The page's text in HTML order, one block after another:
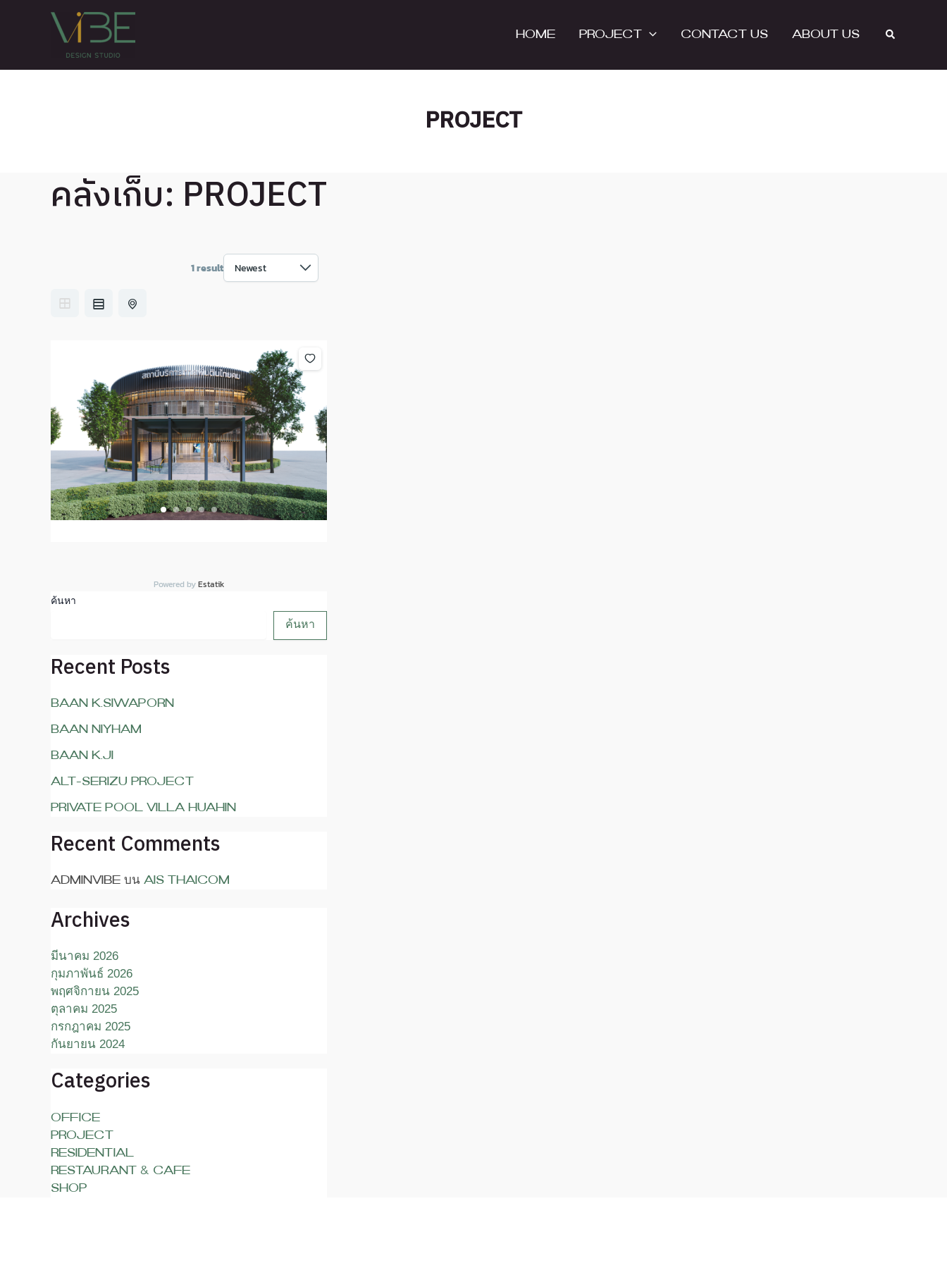
HOME PROJECT CONTACT US ABOUT US Search
PROJECT
คลังเก็บ: PROJECT
1 result
Powered byEstatik
ค้นหา
ค้นหา
Recent Posts
Baan K.Siwaporn
Baan Niyham
Baan K.Ji
ALT-SERIZU Project
PRIVATE POOL VILLA HUAHIN
Recent Comments
adminvibe บน AIS THAICOM
Archives
มีนาคม 2026
กุมภาพันธ์ 2026
พฤศจิกายน 2025
ตุลาคม 2025
กรกฎาคม 2025
กันยายน 2024
Categories
OFFICE
PROJECT
RESIDENTIAL
RESTAURANT & CAFE
SHOP